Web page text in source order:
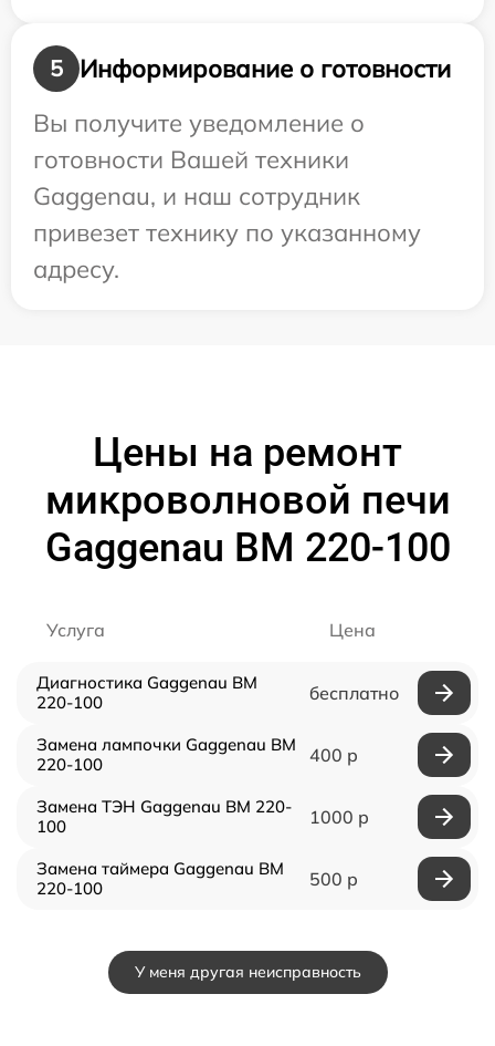
5
Информирование о готовности
Вы получите уведомление о
готовности Вашей техники
Gaggenau, и наш сотрудник
привезет технику по указанному
адресу.
Цены на ремонт
микроволновой печи
Gaggenau BM 220-100
Услуга Цена
Диагностика Gaggenau BM
220-100
бесплатно
Замена лампочки Gaggenau BM
220-100
400 р
Замена ТЭН Gaggenau BM 220-
100
1000 р
Замена таймера Gaggenau BM
220-100
500 р
У меня другая неисправность